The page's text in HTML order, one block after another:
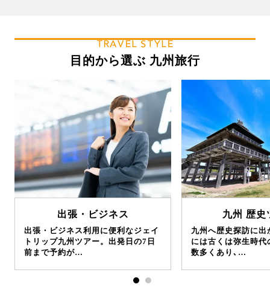
TRAVEL STYLE
目的から選ぶ 九州旅行
出張・ビジネス
出張・ビジネス利用に便利なジェイ
トリップ九州ツアー。出発日の7日
前まで予約が…
九州 歴史
九州へ歴史探訪に出
には古くは弥生時代
数多くあり､…